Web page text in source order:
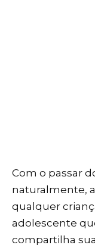
Com o passar
naturalmente,
qualquer
adolescente
compartilha